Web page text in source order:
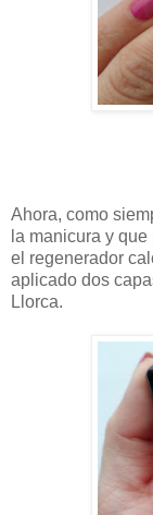
Ahora, como
la manicura y
el regenerador
aplicado dos
Llorca.